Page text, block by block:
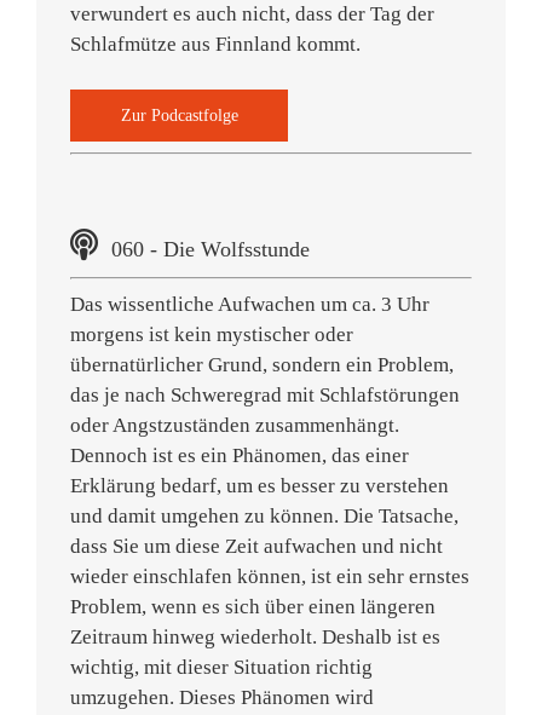
verwundert es auch nicht, dass der Tag der
Schlafmütze aus Finnland kommt.
Zur Podcastfolge
060 - Die Wolfsstunde
Das wissentliche Aufwachen um ca. 3 Uhr
morgens ist kein mystischer oder
übernatürlicher Grund, sondern ein Problem,
das je nach Schweregrad mit Schlafstörungen
oder Angstzuständen zusammenhängt.
Dennoch ist es ein Phänomen, das einer
Erklärung bedarf, um es besser zu verstehen
und damit umgehen zu können. Die Tatsache,
dass Sie um diese Zeit aufwachen und nicht
wieder einschlafen können, ist ein sehr ernstes
Problem, wenn es sich über einen längeren
Zeitraum hinweg wiederholt. Deshalb ist es
wichtig, mit dieser Situation richtig
umzugehen. Dieses Phänomen wird